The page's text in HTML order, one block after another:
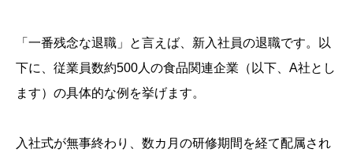
「一番残念な退職」と言えば、新入社員の退職です。以
下に、従業員数約500人の食品関連企業（以下、A社とし
ます）の具体的な例を挙げます。
入社式が無事終わり、数カ月の研修期間を経て配属され